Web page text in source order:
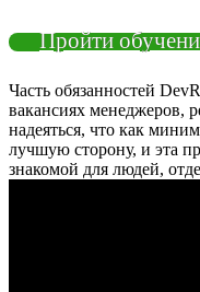
Пройти
Часть обязанностей
вакансиях менеджеров,
надеяться, что как
лучшую сторону, и эта
знакомой для людей,